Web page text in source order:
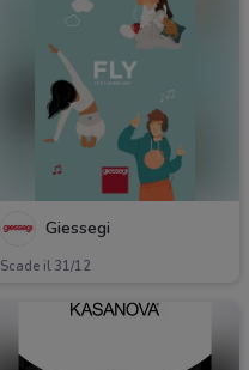
Giessegi
Scade il 31/12